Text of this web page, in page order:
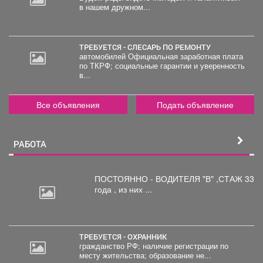
в нашем дружном...
ТРЕБУЕТСЯ - СЛЕСАРЬ ПО РЕМОНТУ
автомобилей Официальная заработная плата
по ТКРФ; социальные гарантии и уверенность
в...
2
Все объявления Подать объявление
РАБОТА
ПОСТОЯННО - ВОДИТЕЛЯ "В" ,СТАЖ 33
года , из них ...
ТРЕБУЕТСЯ - ОХРАННИК
гражданство РФ; наличие регистрации по
месту жительства; образование не...